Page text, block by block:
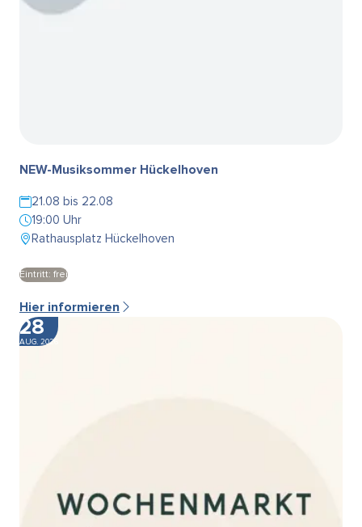
NEW-Musiksommer Hückelhoven
21.08 bis 22.08
19:00 Uhr
Rathausplatz Hückelhoven
Eintritt: frei
Hier informieren
28
AUG. 2026